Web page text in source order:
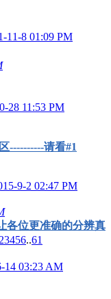
11-8 01:09 PM
28 11:53 PM
----------请看#1
9-2 02:47 PM
各位更准确的分辨真
23456..61
14 03:23 AM